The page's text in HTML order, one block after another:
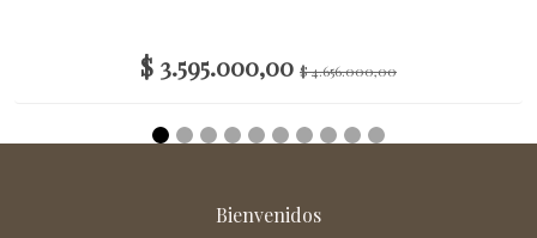
$ 3.595.000,00 $ 4.656.000,00
Bienvenidos